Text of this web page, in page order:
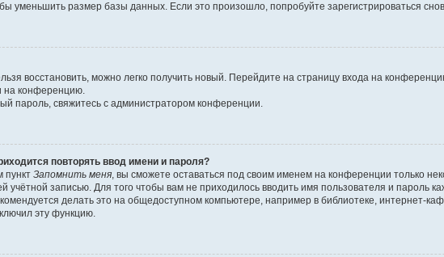
уменьшить размер базы данных. Если это произошло, попробуйте зарегистрироваться
восстановить, можно легко получить новый. Перейдите на страницу входа на
на конференцию.
пароль, свяжитесь с администратором конференции.
повторять ввод имени и пароля?
пункт Запомнить меня, вы сможете оставаться под своим именем на конференции только
учётной записью. Для того чтобы вам не приходилось вводить имя пользователя и пароль
делать это на общедоступном компьютере, например в библиотеке, интернет-
эту функцию.